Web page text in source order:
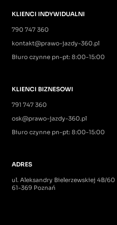
KLIENCI INDYWIDUALNI
790 747 360
kontakt@prawo-jazdy-360.pl
Biuro czynne pn-pt: 8:00-15:00
KLIENCI BIZNESOWI
791 747 360
osk@prawo-jazdy-360.pl
Biuro czynne pn-pt: 8:00-15:00
ADRES
ul. Aleksandry Bielerzewskiej 4B/60
61-369 Poznań